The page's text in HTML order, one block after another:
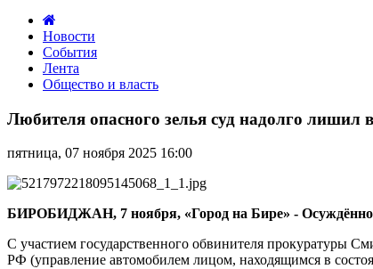
Новости
События
Лента
Общество и власть
опасного
суд
надолго
лишил
прав
приговорил
к
Любителя опасного зелья суд надолго лишил
пятница, 07 ноября 2025 16:00
БИРОБИДЖАН, 7 ноября, «Город на Бире» -
С участием государственного обвинителя прокуратуры
РФ (управление автомобилем лицом, находящимся в